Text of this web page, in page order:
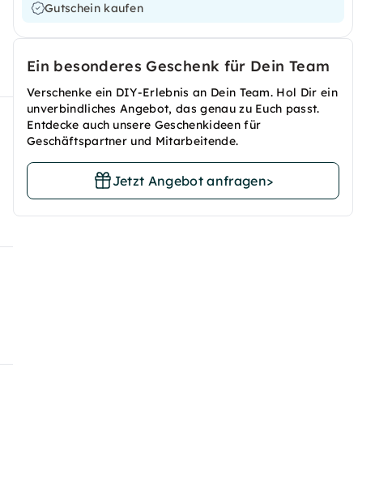
Gutschein kaufen
Ein besonderes Geschenk für Dein Team
Verschenke ein DIY-Erlebnis an Dein Team. Hol Dir ein
unverbindliches Angebot, das genau zu Euch passt.
Entdecke auch unsere Geschenkideen für
Geschäftspartner und Mitarbeitende.
Jetzt Angebot anfragen>